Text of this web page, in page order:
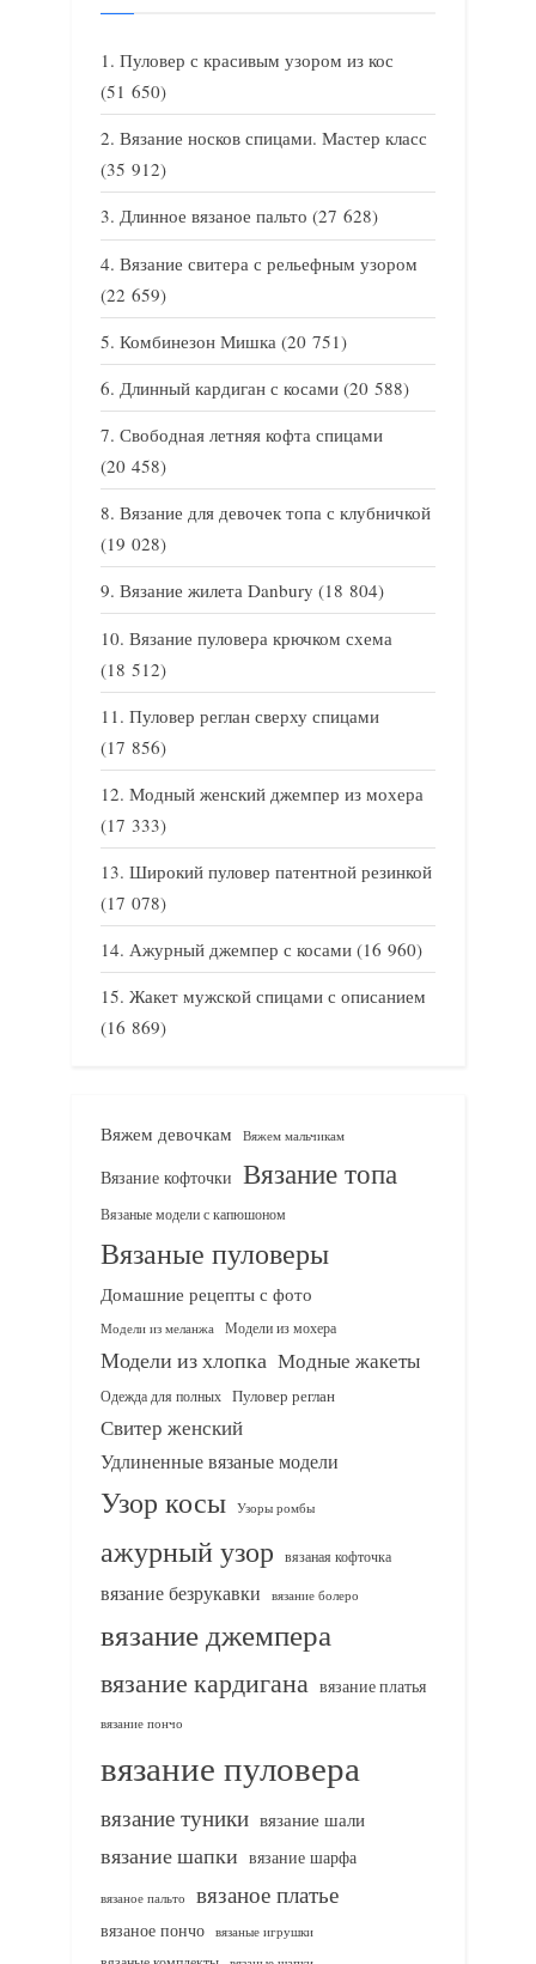
Пуловер с красивым узором из кос
(51 650)
Вязание носков спицами. Мастер класс
(35 912)
Длинное вязаное пальто (27 628)
Вязание свитера с рельефным узором
(22 659)
Комбинезон Мишка (20 751)
Длинный кардиган с косами (20 588)
Свободная летняя кофта спицами
(20 458)
Вязание для девочек топа с клубничкой
(19 028)
Вязание жилета Danbury (18 804)
Вязание пуловера крючком схема
(18 512)
Пуловер реглан сверху спицами
(17 856)
Модный женский джемпер из мохера
(17 333)
Широкий пуловер патентной резинкой
(17 078)
Ажурный джемпер с косами (16 960)
Жакет мужской спицами с описанием
(16 869)
Вяжем девочкам Вяжем мальчикам
Вязание кофточки Вязание топа
Вязаные модели с капюшоном
Вязаные пуловеры
Домашние рецепты с фото
Модели из меланжа Модели из мохера
Модели из хлопка Модные жакеты
Одежда для полных Пуловер реглан
Свитер женский
Удлиненные вязаные модели
Узор косы Узоры ромбы
ажурный узор вязаная кофточка
вязание безрукавки вязание болеро
вязание джемпера
вязание кардигана вязание платья
вязание пончо
вязание пуловера
вязание туники вязание шали
вязание шапки вязание шарфа
вязаное пальто вязаное платье
вязаное пончо вязаные игрушки